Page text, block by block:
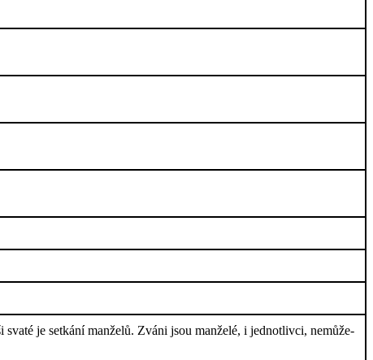
svaté je setkání manželů. Zváni jsou manželé, i jednotlivci, nemůže-